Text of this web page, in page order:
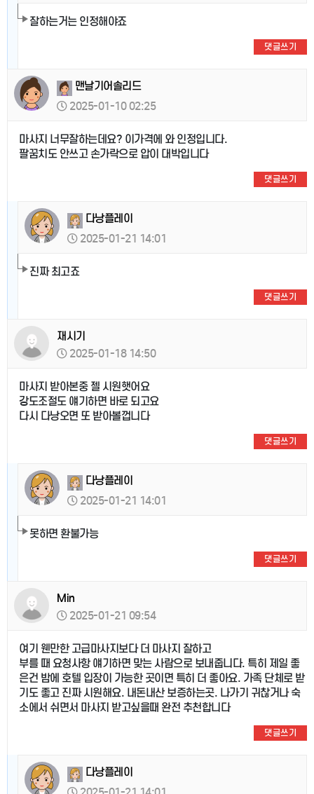
잘하는거는 인정해야죠
댓글쓰기
맨날기어솔리드
2025-01-10 02:25
마사지 너무잘하는데요? 이가격에 와 인정입니다.
팔꿈치도 안쓰고 손가락으로 압이 대박입니다
댓글쓰기
다낭플레이
2025-01-21 14:01
진짜 최고죠
댓글쓰기
재시기
2025-01-18 14:50
마사지 받아본중 젤 시원햇어요
강도조절도 얘기하면 바로 되고요
다시 다낭오면 또 받아볼껍니다
댓글쓰기
다낭플레이
2025-01-21 14:01
못하면 환불가능
댓글쓰기
Min
2025-01-21 09:54
여기 웬만한 고급마사지보다 더 마사지 잘하고
부를 때 요청사항 얘기하면 맞는 사람으로 보내줍니다. 특히 제일 좋
은건 밤에 호텔 입장이 가능한 곳이면 특히 더 좋아요. 가족 단체로 받
기도 좋고 진짜 시원해요. 내돈내산 보증하는곳. 나가기 귀찮거나 숙
소에서 쉬면서 마사지 받고싶을때 완전 추천합니다
댓글쓰기
다낭플레이